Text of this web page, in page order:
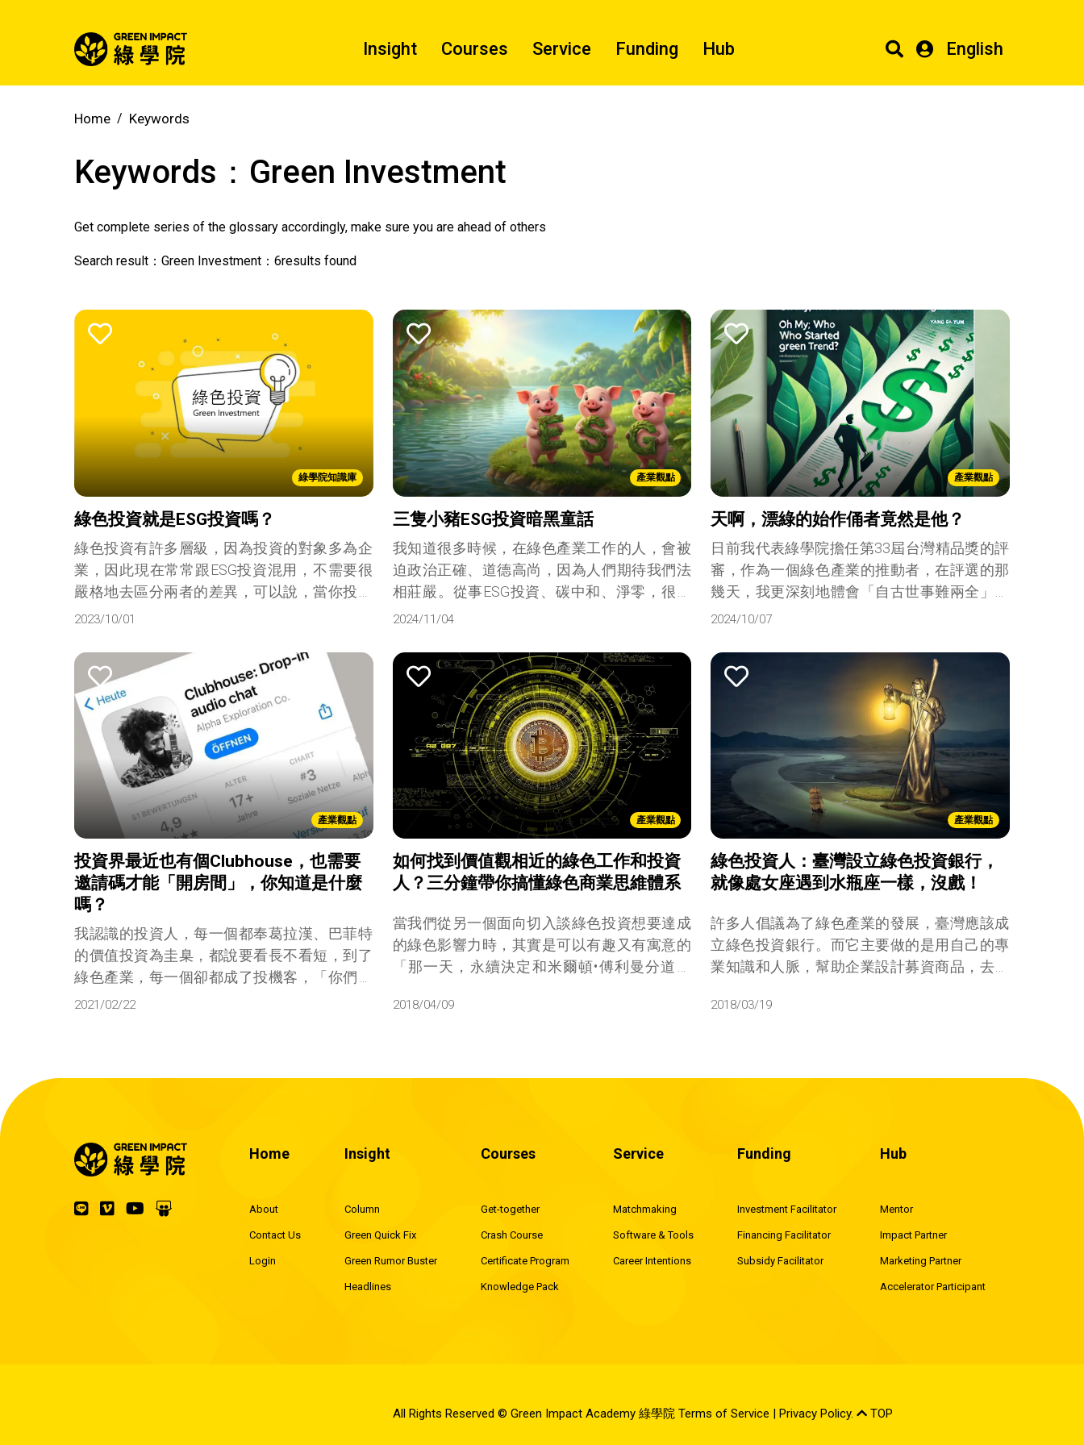
Insight Courses Service Funding Hub English
Home Keywords
Keywords： Green Investment
Get complete series of the glossary accordingly, make sure you are ahead of others
Search result： Green Investment ： 6results found
綠學院知識庫
綠色投資就是ESG投資嗎？
綠色投資有許多層級，因為投資的對象多為企
業，因此現在常常跟ESG投資混用，不需要很
嚴格地去區分兩者的差異，可以說，當你投資
在營業範圍涵蓋以上定義的綠色企業時，就稱
2023/10/01
產業觀點
三隻小豬ESG投資暗黑童話
我知道很多時候，在綠色產業工作的人，會被
迫政治正確、道德高尚，因為人們期待我們法
相莊嚴。從事ESG投資、碳中和、淨零，很容
易被人、尤其是行內人貼上漂綠的標籤。在我
是一種最精密的怠惰，因為待在舒適圈裡非常
愉快，改變則永遠得付出代價。
2024/11/04
產業觀點
天啊，漂綠的始作俑者竟然是他？
日前我代表綠學院擔任第33屆台灣精品獎的評
審，作為一個綠色產業的推動者，在評選的那
幾天，我更深刻地體會「自古世事難兩全」的
真義。人生要成功的關鍵在於專注，奇怪的是
2024/10/07
產業觀點
投資界最近也有個Clubhouse，也需要
邀請碼才能「開房間」，你知道是什麼
嗎？
我認識的投資人，每一個都奉葛拉漢、巴菲特
的價值投資為圭臬，都說要看長不看短，到了
綠色產業，每一個卻都成了投機客，「你們綠
色產業自己要想辦法趕快賺錢，不要整天叫政
2021/02/22
產業觀點
如何找到價值觀相近的綠色工作和投資
人？三分鐘帶你搞懂綠色商業思維體系
當我們從另一個面向切入談綠色投資想要達成
的綠色影響力時，其實是可以有趣又有寓意的
「那一天，永續決定和米爾頓•傅利曼分道揚
不只是追求錢。」，後來ESG原則的出現讓企
2018/04/09
產業觀點
綠色投資人：臺灣設立綠色投資銀行，
就像處女座遇到水瓶座一樣，沒戲！
許多人倡議為了綠色產業的發展，臺灣應該成
立綠色投資銀行。而它主要做的是用自己的專
業知識和人脈，幫助企業設計募資商品，去市
像中介組織，扮演仲介的角色，跟證券交易
2018/03/19
Home
About
Contact Us
Login
Insight
Column
Green Quick Fix
Green Rumor Buster
Headlines
Courses
Get-together
Crash Course
Certificate Program
Knowledge Pack
Service
Matchmaking
Software & Tools
Career Intentions
Funding
Investment Facilitator
Financing Facilitator
Subsidy Facilitator
Hub
Mentor
Impact Partner
Marketing Partner
Accelerator Participant
All Rights Reserved © Green Impact Academy 綠學院 Terms of Service Privacy Policy. TOP